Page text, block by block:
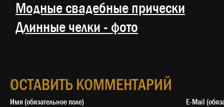
Модные свадебные прически
Длинные челки - фото
ОСТАВИТЬ КОММЕНТАРИЙ
Имя (обязательное поле) E-Mail